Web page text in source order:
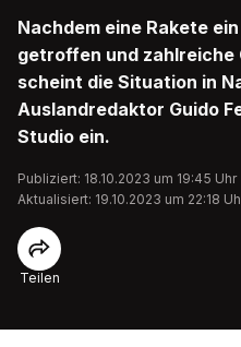
Nachdem eine Rakete
getroffen und
scheint die Situation in
Auslandredaktor Guido
Studio ein.
Publiziert: 18.10.2023 um 19:45 Uhr
Aktualisiert: 19.10.2023 um 22:18
Teilen